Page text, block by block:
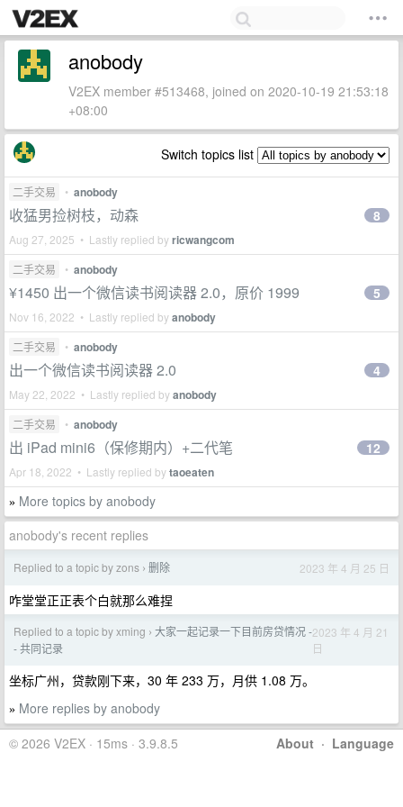
anobody
V2EX member #513468, joined on 2020-10-19 21:53:18
+08:00
Switch topics list
二手交易 • anobody
收猛男捡树枝，动森
Aug 27, 2025 • Lastly replied byricwangcom
8
二手交易 • anobody
¥1450 出一个微信读书阅读器 2.0，原价 1999
Nov 16, 2022 • Lastly replied byanobody
5
二手交易 • anobody
出一个微信读书阅读器 2.0
May 22, 2022 • Lastly replied byanobody
4
二手交易 • anobody
出 iPad mini6（保修期内）+二代笔
Apr 18, 2022 • Lastly replied bytaoeaten
12
» More topics by anobody
anobody's recent replies
Replied to a topic by zons › 删除 2023 年 4 月 25 日
咋堂堂正正表个白就那么难捏
Replied to a topic by xming › 大家一起记录一下目前房贷情况 -
- 共同记录
2023 年 4 月 21
日
坐标广州，贷款刚下来，30 年 233 万，月供 1.08 万。
» More replies by anobody
About · Language
© 2026 V2EX · 15ms · 3.9.8.5